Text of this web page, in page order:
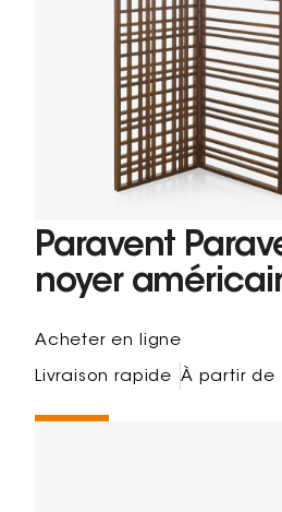
Paravent
noyer
Acheter en ligne
Livraison rapide À partir de